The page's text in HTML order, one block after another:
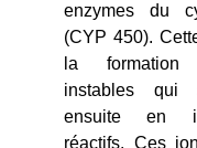
enzymes du
(CYP 450).
la formation
instables qui
ensuite en
réactifs. Ces